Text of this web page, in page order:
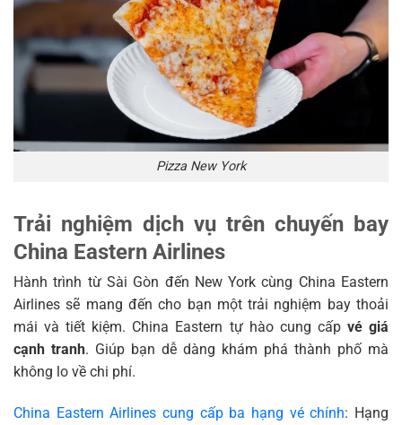
Pizza New York
Trải nghiệm dịch vụ trên chuyến bay
China Eastern Airlines
Hành trình từ Sài Gòn đến New York cùng China Eastern
Airlines sẽ mang đến cho bạn một trải nghiệm bay thoải
mái và tiết kiệm. China Eastern tự hào cung cấp vé giá
cạnh tranh. Giúp bạn dễ dàng khám phá thành phố mà
không lo về chi phí.
China Eastern Airlines cung cấp ba hạng vé chính: Hạng